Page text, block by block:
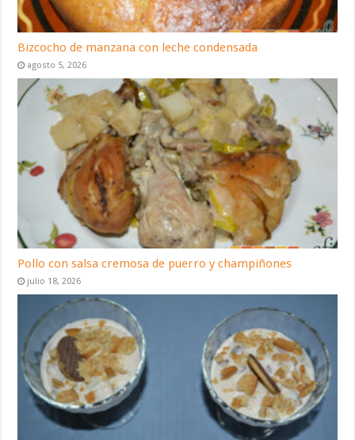
Bizcocho de manzana con leche condensada
agosto 5, 2026
Pollo con salsa cremosa de puerro y champiñones
julio 18, 2026